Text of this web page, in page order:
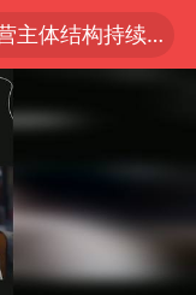
上半年我国经营主体结构持续优化
潜势
沿海